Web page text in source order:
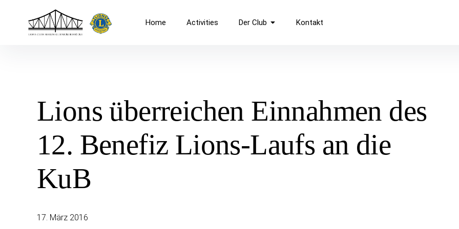
überspringenLions Club Berlin-Glienicker Brücke
We Serve Home Activities Der Club Kontakt
Lions überreichen Einnahmen des
12. Benefiz Lions-Laufs an die
KuB
17. März 2016